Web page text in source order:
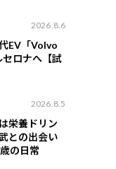
2026.8.6
EV「Volvo
ロナへ【試
2026.8.5
栄養ドリン
との出会い
の日常